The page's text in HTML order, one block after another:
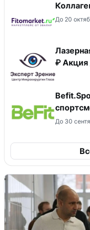
До 20
₽
До 30